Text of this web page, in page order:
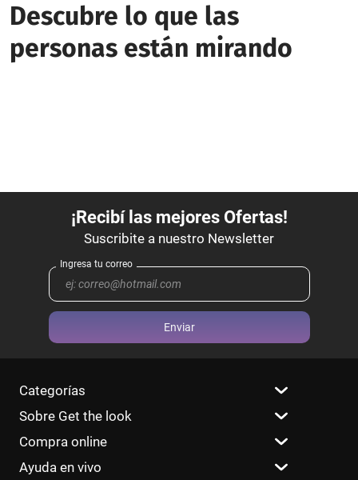
Descubre lo que las
personas están mirando
Enviar
Categorías
Sobre Get the look
Compra online
Ayuda en vivo